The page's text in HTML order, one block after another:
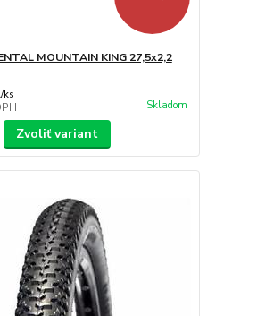
MOUNTAIN KING 27,5x2,2
/ks
Skladom
Zvoliť variant